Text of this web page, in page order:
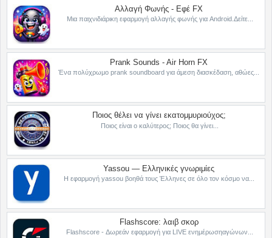
Αλλαγή Φωνής - Εφέ FX
Μια παιχνιδιάρικη εφαρμογή αλλαγής φωνής για Android.Δείτε...
Prank Sounds - Air Horn FX
Ένα πολύχρωμο prank soundboard για άμεση διασκέδαση, αθώες...
Ποιος θέλει να γίνει εκατομμυριούχος;
Ποιος είναι ο καλύτερος; Ποιος θα γίνει...
Yassou — Ελληνικές γνωριμίες
Η εφαρμογή yassou βοηθά τους Έλληνες σε όλο τον κόσμο να...
Flashscore: λαιβ σκορ
Flashscore - Δωρεάν εφαρμογή για LIVE ενημέρωσηαγώνων...